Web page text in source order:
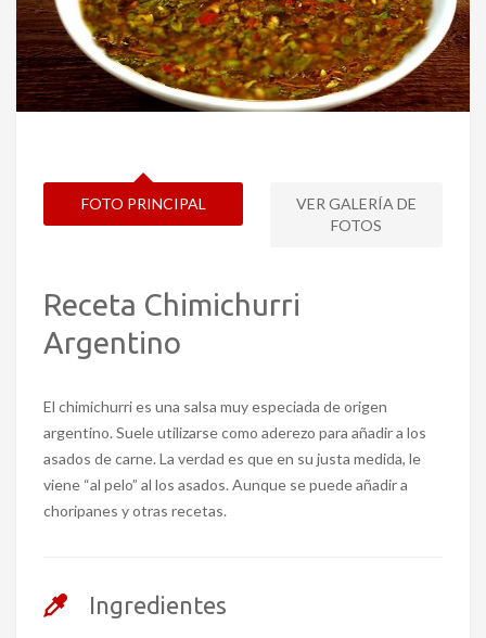
FOTO PRINCIPAL
VER GALERÍA DE
FOTOS
Receta Chimichurri
Argentino
El chimichurri es una salsa muy especiada de origen
argentino. Suele utilizarse como aderezo para añadir a los
asados de carne. La verdad es que en su justa medida, le
viene “al pelo” al los asados. Aunque se puede añadir a
choripanes y otras recetas.
Ingredientes